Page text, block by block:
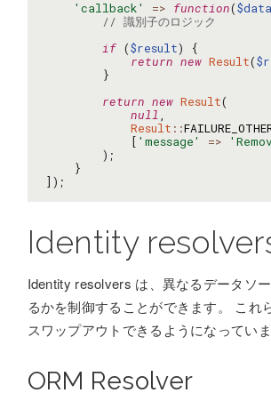
'callback'
=> function($data
// 識別子のロジック
if ($result)
{
return new Result(
}
return new Result(
null,
Result ::
[ 'message' =>
);
}
]);
Identity
Identity resolvers は、異なるデータソ
るかを制御することができます。 こ
スワップアウトできるようになっていま
ORM Resolver